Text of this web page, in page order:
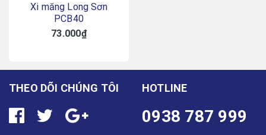
Xi măng Long Sơn
PCB40
73.000₫
THEO DÕI CHÚNG TÔI HOTLINE
0938 787 999